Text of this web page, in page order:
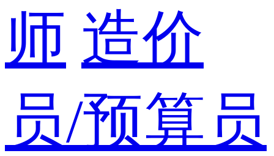
师 造价
员/预算员